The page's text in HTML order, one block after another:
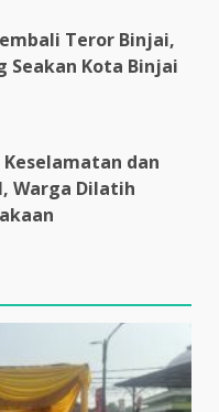
Teror Binjai,
Seakan Kota Binjai
Keselamatan dan
Warga Dilatih